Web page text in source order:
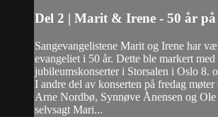
Del 2 | Marit & Irene - 50 år på
Sangevangelistene Marit og Irene har
evangeliet i 50 år. Dette ble markert med
jubileumskonserter i Storsalen i Oslo 8.
I andre del av konserten på fredag
Arne Nordbø, Synnøve Ånensen og
selvsagt Mari...